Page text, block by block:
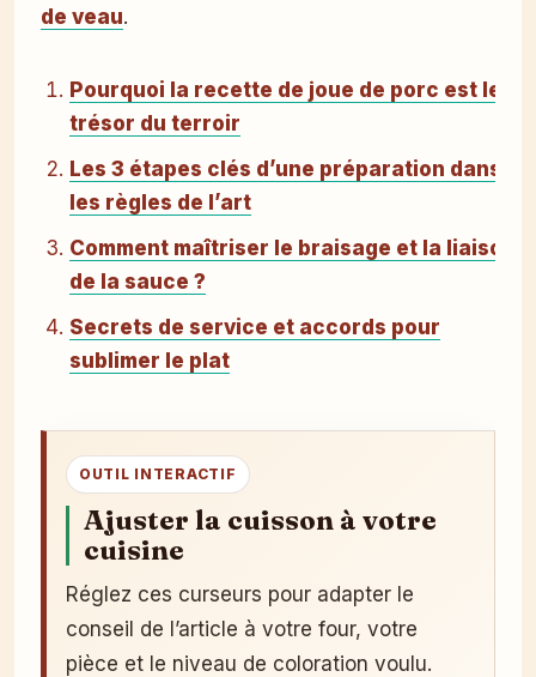
de veau.
Pourquoi la recette de joue de porc est le
trésor du terroir
Les 3 étapes clés d’une préparation dans
les règles de l’art
Comment maîtriser le braisage et la liaison
de la sauce ?
Secrets de service et accords pour
sublimer le plat
OUTIL INTERACTIF
Ajuster la cuisson à votre
cuisine
Réglez ces curseurs pour adapter le
conseil de l’article à votre four, votre
pièce et le niveau de coloration voulu.